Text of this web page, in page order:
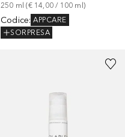
250 ml (€ 14,00 / 100 ml)
Codice: APPCARE
SORPRESA